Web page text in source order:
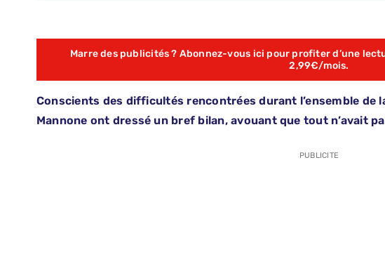
Marre des publicités ? Abonnez-vous ici pour profiter d’une
2,99€/mois.
Conscients des difficultés rencontrées durant l’ensemble de
Mannone ont dressé un bref bilan, avouant que tout n’avait
PUBLICITE